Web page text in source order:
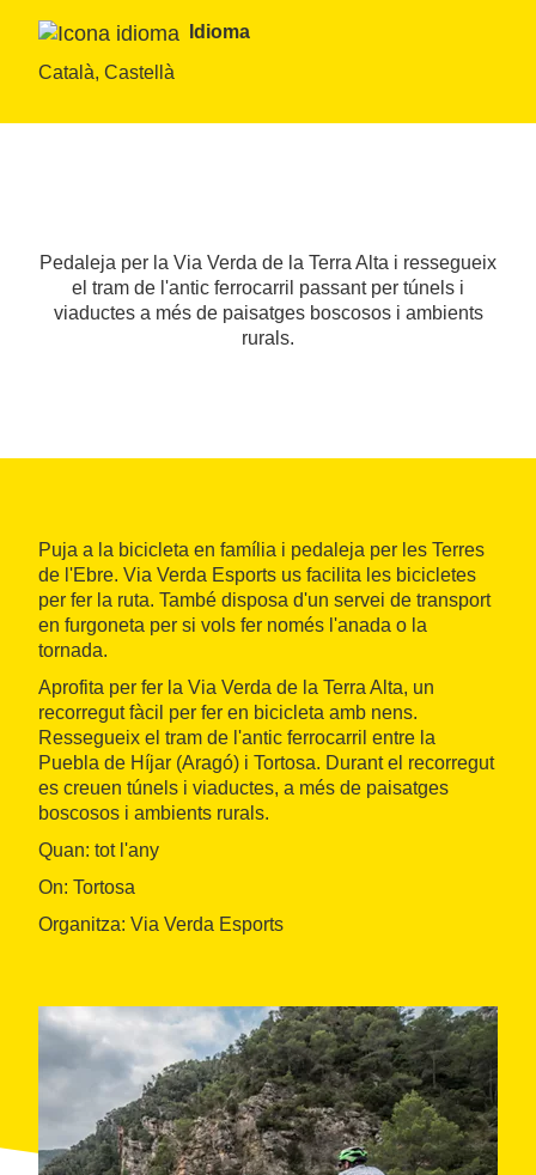
Idioma
Català, Castellà
Pedaleja per la Via Verda de la Terra Alta i ressegueix
el tram de l'antic ferrocarril passant per túnels i
viaductes a més de paisatges boscosos i ambients
rurals.
Puja a la bicicleta en família i pedaleja per les Terres
de l'Ebre. Via Verda Esports us facilita les bicicletes
per fer la ruta. També disposa d'un servei de transport
en furgoneta per si vols fer només l'anada o la
tornada.
Aprofita per fer la Via Verda de la Terra Alta, un
recorregut fàcil per fer en bicicleta amb nens.
Ressegueix el tram de l'antic ferrocarril entre la
Puebla de Híjar (Aragó) i Tortosa. Durant el recorregut
es creuen túnels i viaductes, a més de paisatges
boscosos i ambients rurals.
Quan: tot l'any
On: Tortosa
Organitza: Via Verda Esports